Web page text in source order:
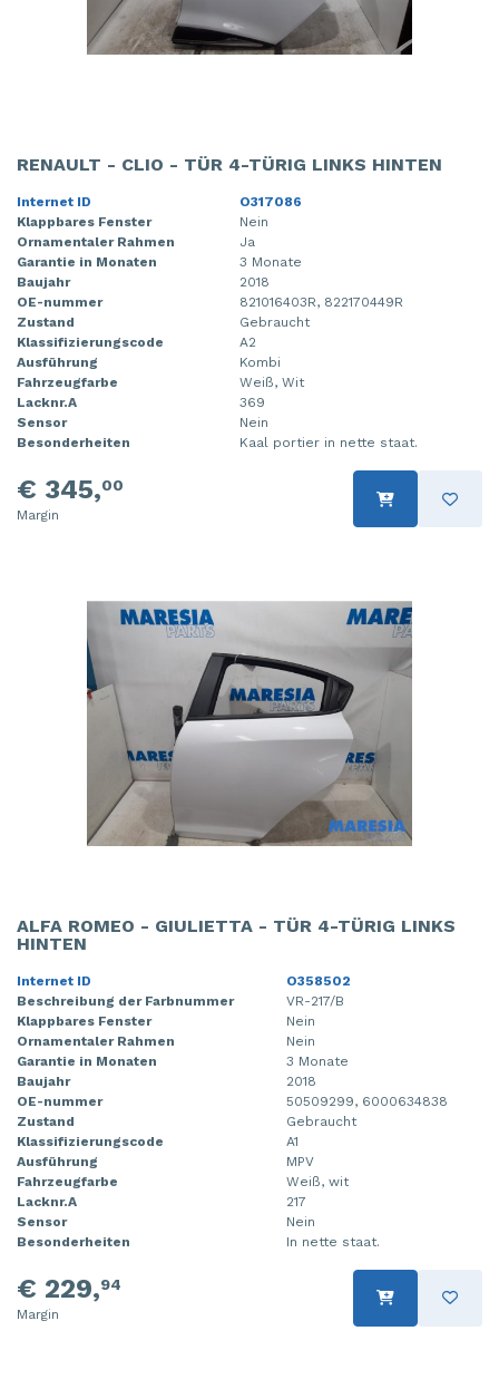
RENAULT - CLIO - TÜR 4-TÜRIG LINKS HINTEN
Internet ID
O317086
Klappbares Fenster
Nein
Ornamentaler Rahmen
Ja
Garantie in Monaten
3 Monate
Baujahr
2018
OE-nummer
821016403R, 822170449R
Zustand
Gebraucht
Klassifizierungscode
A2
Ausführung
Kombi
Fahrzeugfarbe
Weiß, Wit
Lacknr.A
369
Sensor
Nein
Besonderheiten
Kaal portier in nette staat.
€ 345,00
Margin
ALFA ROMEO - GIULIETTA - TÜR 4-TÜRIG LINKS
HINTEN
Internet ID
O358502
Beschreibung der Farbnummer
VR-217/B
Klappbares Fenster
Nein
Ornamentaler Rahmen
Nein
Garantie in Monaten
3 Monate
Baujahr
2018
OE-nummer
50509299, 6000634838
Zustand
Gebraucht
Klassifizierungscode
A1
Ausführung
MPV
Fahrzeugfarbe
Weiß, wit
Lacknr.A
217
Sensor
Nein
Besonderheiten
In nette staat.
€ 229,94
Margin